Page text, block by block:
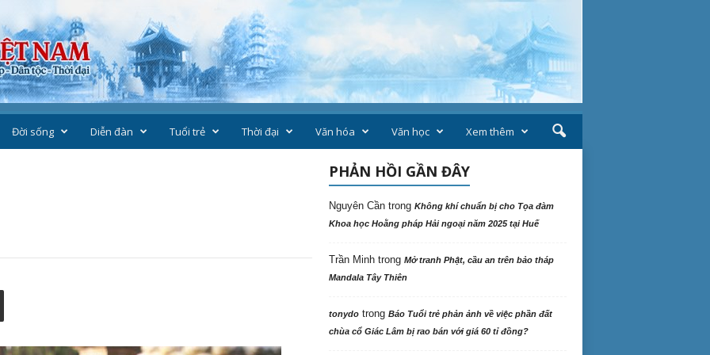
Đời sống Diễn đàn Tuổi trẻ Thời đại Văn hóa Văn học Xem thêm
PHẢN HỒI GẦN ĐÂY
Nguyên Cầntrong Không khí chuẩn bị cho Tọa đàm
Khoa học Hoằng pháp Hải ngoại năm 2025 tại Huế
Trần Minhtrong Mở tranh Phật, cầu an trên bảo tháp
Mandala Tây Thiên
tonydotrong Báo Tuổi trẻ phản ảnh về việc phần đất
chùa cổ Giác Lâm bị rao bán với giá 60 tỉ đồng?